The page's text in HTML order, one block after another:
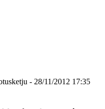
- 28/11/2012 17:35